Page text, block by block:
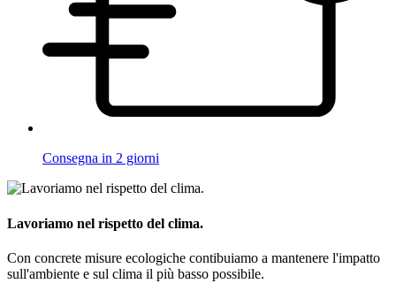
Consegna in 2 giorni
Lavoriamo nel rispetto del clima.
Con concrete misure ecologiche contibuiamo a mantenere l'impatto
sull'ambiente e sul clima il più basso possibile.